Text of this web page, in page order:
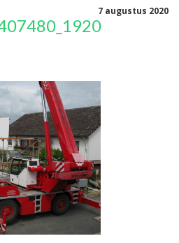
7 augustus 2020